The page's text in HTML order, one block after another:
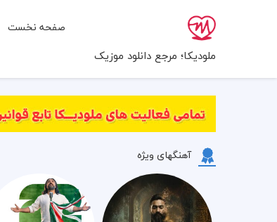
ملودیکا؛ مرجع دانلود موزیک
صفحه نخست
آهنگهای ویژه